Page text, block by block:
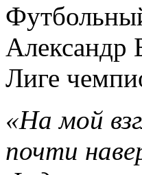
Александр
Лиге
«На мой
почти